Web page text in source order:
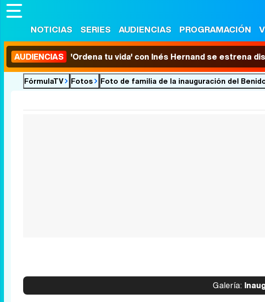
NOTICIAS SERIES AUDIENCIAS PROGRAMACIÓN
AUDIENCIAS 'Ordena tu vida' con Inés Hernand se estrena
FórmulaTV Fotos Foto de familia de la inauguración del
Galería: